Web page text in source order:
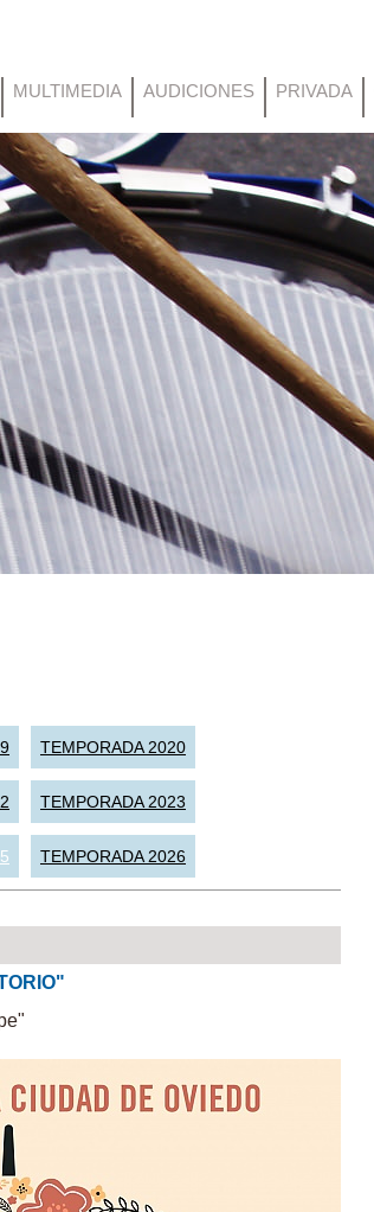
MULTIMEDIA AUDICIONES PRIVADA
TEMPORADA 2020
TEMPORADA 2023
TEMPORADA 2026